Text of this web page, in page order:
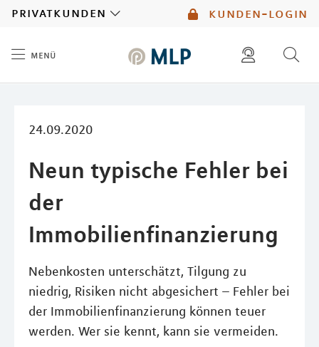
kunden-login
privatkunden
menü
24.09.2020
Neun typische Fehler bei
der
Immobilienfinanzierung
Nebenkosten unterschätzt, Tilgung zu
niedrig, Risiken nicht abgesichert – Fehler bei
der Immobilienfinanzierung können teuer
werden. Wer sie kennt, kann sie vermeiden.